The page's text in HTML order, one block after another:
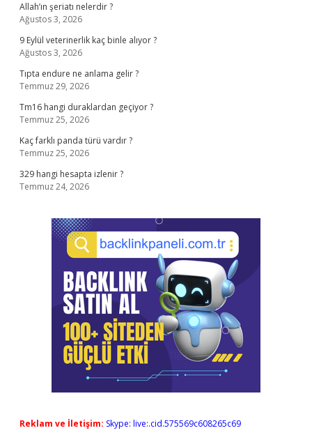
Allah’ın şeriatı nelerdir ?
Ağustos 3, 2026
9 Eylül veterinerlik kaç binle alıyor ?
Ağustos 3, 2026
Tıpta endure ne anlama gelir ?
Temmuz 29, 2026
Tm16 hangi duraklardan geçiyor ?
Temmuz 25, 2026
Kaç farklı panda türü vardır ?
Temmuz 25, 2026
329 hangi hesapta izlenir ?
Temmuz 24, 2026
Reklam ve İletişim: Skype: live:.cid.575569c608265c69